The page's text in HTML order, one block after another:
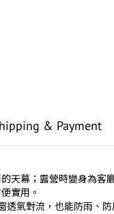
& Payment
天幕；露營時變身為
實用。
透氣對流，也能防雨、